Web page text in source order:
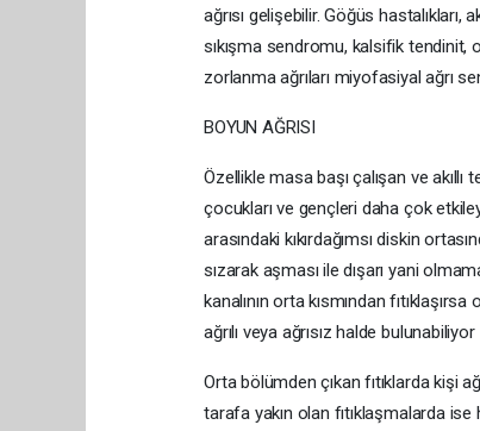
ağrısı gelişebilir. Göğüs
sıkışma sendromu, kalsifik tendinit,
zorlanma ağrıları miyofasiyal ağrı
BOYUN AĞRISI
Özellikle masa başı çalışan ve
çocukları ve gençleri daha çok
arasındaki kıkırdağımsı diskin
sızarak aşması ile dışarı yani
kanalının orta kısmından
ağrılı veya ağrısız halde bulunabiliyor
Orta bölümden çıkan fıtıklarda kişi
tarafa yakın olan fıtıklaşmalarda